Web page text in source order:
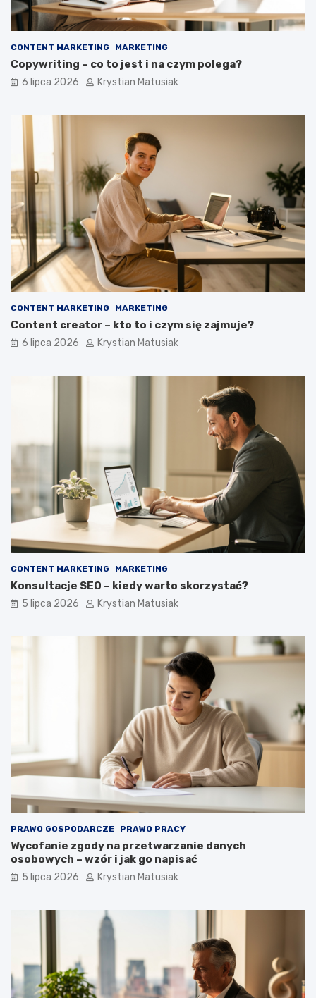
CONTENT MARKETING MARKETING
Copywriting – co to jest i na czym polega?
6 lipca 2026 Krystian Matusiak
CONTENT MARKETING MARKETING
Content creator – kto to i czym się zajmuje?
6 lipca 2026 Krystian Matusiak
CONTENT MARKETING MARKETING
Konsultacje SEO – kiedy warto skorzystać?
5 lipca 2026 Krystian Matusiak
PRAWO GOSPODARCZE PRAWO PRACY
Wycofanie zgody na przetwarzanie danych
osobowych – wzór i jak go napisać
5 lipca 2026 Krystian Matusiak